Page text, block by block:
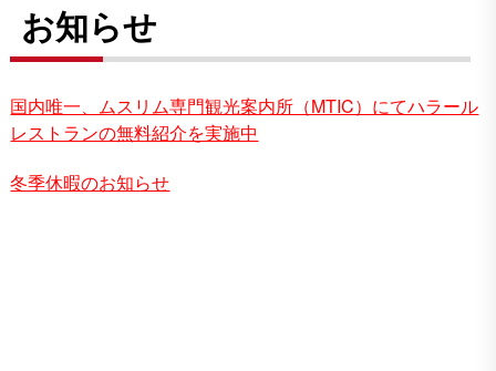
お知らせ
国内唯一、ムスリム専門観光案内所（MTIC）にてハラール
レストランの無料紹介を実施中
冬季休暇のお知らせ